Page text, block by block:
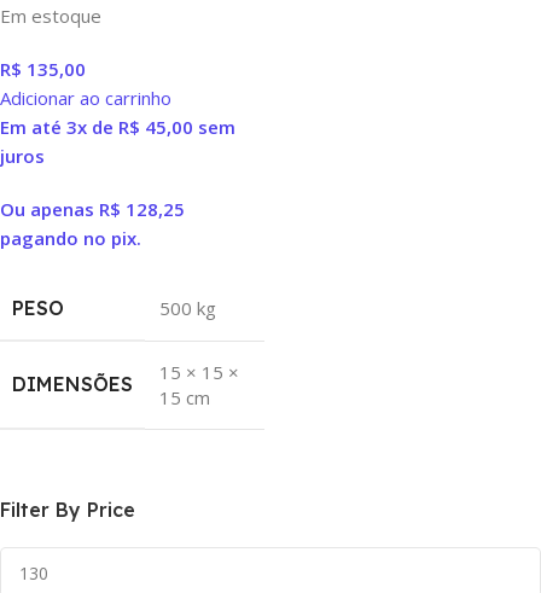
Filter By Price
Em estoque
R$ 135,00
Adicionar ao carrinho
Em até 3x de R$ 45,00 sem
juros
Ou apenas R$ 128,25
pagando no pix.
PESO 500 kg
DIMENSÕES
15 × 15 ×
15 cm